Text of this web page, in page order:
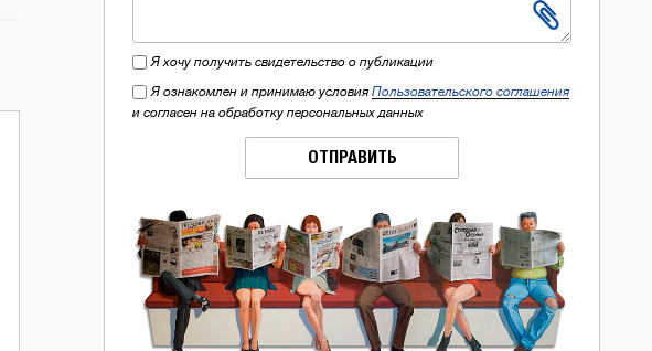
Я хочу получить свидетельство о публикации
Я ознакомлен и принимаю условия Пользовательского соглашения
и согласен на обработку персональных данных
ОТПРАВИТЬ